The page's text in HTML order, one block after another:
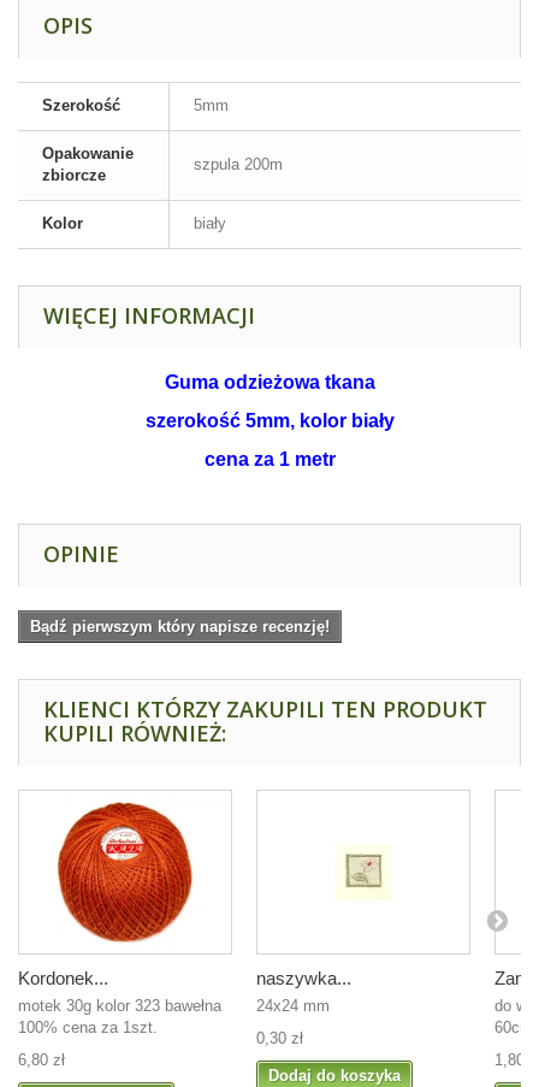
OPIS
Szerokość 5mm
Opakowanie
zbiorcze
szpula 200m
Kolor biały
WIĘCEJ INFORMACJI
Guma odzieżowa tkana
szerokość 5mm, kolor biały
cena za 1 metr
OPINIE
Bądź pierwszym który napisze recenzję!
KLIENCI KTÓRZY ZAKUPILI TEN PRODUKT
KUPILI RÓWNIEŻ:
Kordonek...
motek 30g kolor 323 bawełna
100% cena za 1szt.
6,80 zł
naszywka...
24x24 mm
0,30 zł
Dodaj do koszyka
do
60cm
1,80